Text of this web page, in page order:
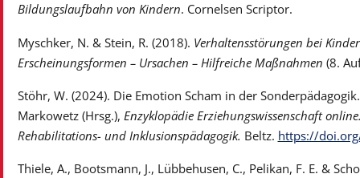
Bildungslaufbahn von Kindern. Cornelsen Scriptor.
Myschker, N. & Stein, R. (2018). Verhaltensstörungen bei
Erscheinungsformen – Ursachen – Hilfreiche Maßnahmen (8.
Stöhr, W. (2024). Die Emotion Scham in der
Markowetz (Hrsg.), Enzyklopädie Erziehungswissenschaft
Rehabilitations- und Inklusionspädagogik. Beltz. https://
Thiele, A., Bootsmann, J., Lübbehusen, C., Pelikan, F. E. &